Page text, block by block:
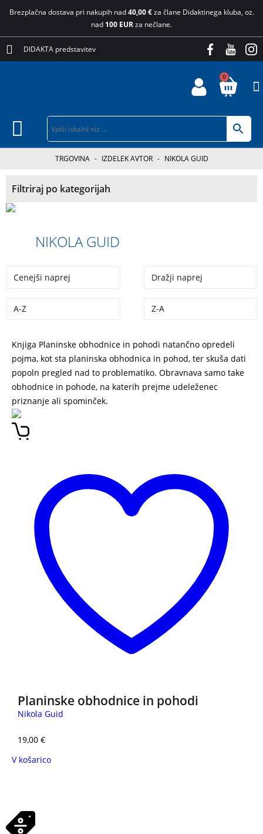
Brezplačna dostava pri nakupih nad40,00 €za člane Didaktinega kluba, oz.
nad 100 EURza nečlane.
DIDAKTA predstavitev
0
TRGOVINA - IZDELEK AVTOR - NIKOLA GUID
Filtriraj po kategorijah
NIKOLA GUID
Cenejši naprej Dražji naprej
A-Z Z-A
Knjiga Planinske obhodnice in pohodi natančno opredeli
pojma, kot sta planinska obhodnica in pohod, ter skuša dati
popoln pregled nad to problematiko. Obravnava samo take
obhodnice in pohode, na katerih prejme udeleženec
priznanje ali spominček.
Planinske obhodnice in pohodi
Nikola Guid
19,00 €
V košarico